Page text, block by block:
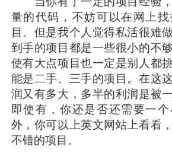
量的代码，不妨可以在网上
目。但是我个人觉得私活很难
到手的项目都是一些很小的不
使有大点项目也一定是别人都
能是二手、三手的项目。在这
润又有多大，多半的利润是被
即使有，你还是否还需要一
外，你可以上英文网站上看看
不错的项目。